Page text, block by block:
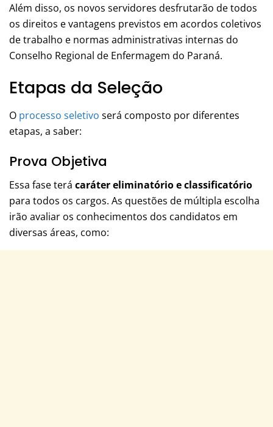
Além disso, os novos servidores desfrutarão de todos
os direitos e vantagens previstos em acordos coletivos
de trabalho e normas administrativas internas do
Conselho Regional de Enfermagem do Paraná.
Etapas da Seleção
O processo seletivo será composto por diferentes
etapas, a saber:
Prova Objetiva
Essa fase terá caráter eliminatório e classificatório
para todos os cargos. As questões de múltipla escolha
irão avaliar os conhecimentos dos candidatos em
diversas áreas, como: